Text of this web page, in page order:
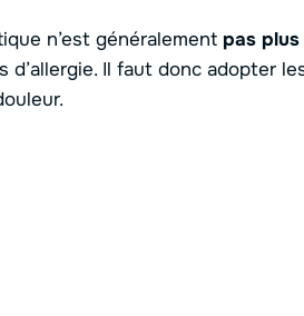
n’est généralement pas
d’allergie. Il faut donc adopter